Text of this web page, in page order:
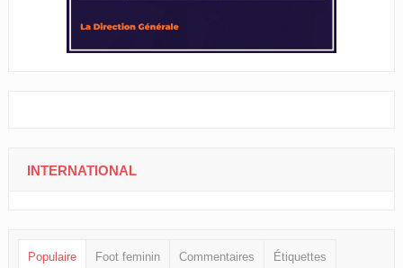
INTERNATIONAL
Populaire Foot feminin Commentaires Étiquettes